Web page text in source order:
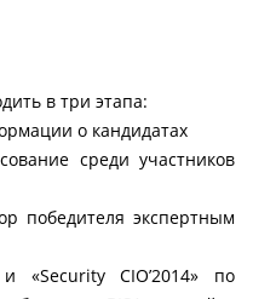
в три этапа:
о кандидатах
среди участников
победителя экспертным
и «Security CIO’2014» по